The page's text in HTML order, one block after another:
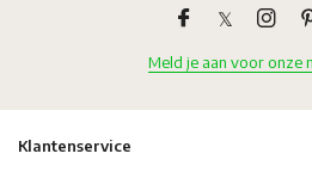
Meld je aan voor onze
Klantenservice